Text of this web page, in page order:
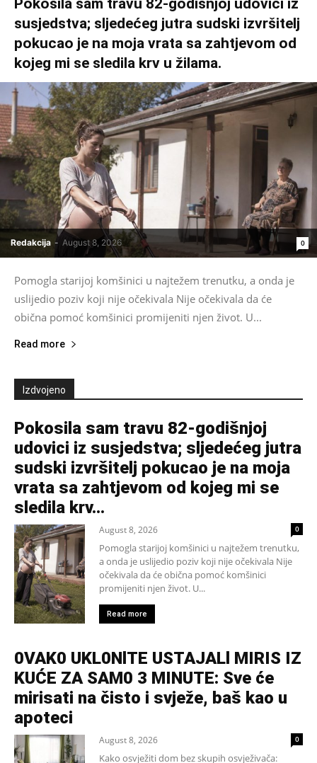
Pokosila sam travu 82-godišnjoj udovici iz
susjedstva; sljedećeg jutra sudski izvršitelj
pokucao je na moja vrata sa zahtjevom od
kojeg mi se sledila krv u žilama.
Redakcija - August 8, 2026 0
Pomogla starijoj komšinici u najtežem trenutku, a onda je
uslijedio poziv koji nije očekivala Nije očekivala da će
obična pomoć komšinici promijeniti njen život. U...
Read more
Izdvojeno
Pokosila sam travu 82-godišnjoj
udovici iz susjedstva; sljedećeg jutra
sudski izvršitelj pokucao je na moja
vrata sa zahtjevom od kojeg mi se
sledila krv...
August 8, 2026 0
Pomogla starijoj komšinici u najtežem trenutku,
a onda je uslijedio poziv koji nije očekivala Nije
očekivala da će obična pomoć komšinici
promijeniti njen život. U...
Read more
0VAK0 UKL0NlTE USTAJALl MIRIS IZ
KUĆE ZA SAM0 3 MINUTE: Sve će
mirisati na čisto i svježe, baš kao u
apoteci
August 8, 2026 0
Kako osvježiti dom bez skupih osvježivača: